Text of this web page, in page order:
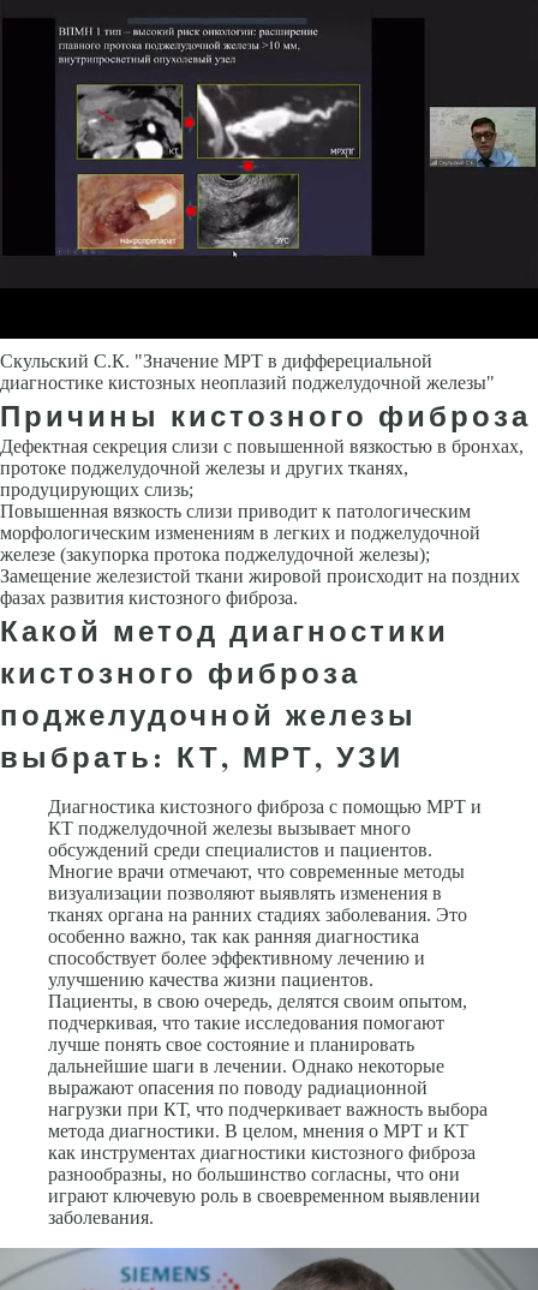
Скульский С.К. "Значение МРТ в дифферециальной
диагностике кистозных неоплазий поджелудочной железы"
Причины кистозного фиброза
Дефектная секреция слизи с повышенной вязкостью в бронхах,
протоке поджелудочной железы и других тканях,
продуцирующих слизь;
Повышенная вязкость слизи приводит к патологическим
морфологическим изменениям в легких и поджелудочной
железе (закупорка протока поджелудочной железы);
Замещение железистой ткани жировой происходит на поздних
фазах развития кистозного фиброза.
Какой метод диагностики
кистозного фиброза
поджелудочной железы
выбрать: КТ, МРТ, УЗИ
Диагностика кистозного фиброза с помощью МРТ и
КТ поджелудочной железы вызывает много
обсуждений среди специалистов и пациентов.
Многие врачи отмечают, что современные методы
визуализации позволяют выявлять изменения в
тканях органа на ранних стадиях заболевания. Это
особенно важно, так как ранняя диагностика
способствует более эффективному лечению и
улучшению качества жизни пациентов.
Пациенты, в свою очередь, делятся своим опытом,
подчеркивая, что такие исследования помогают
лучше понять свое состояние и планировать
дальнейшие шаги в лечении. Однако некоторые
выражают опасения по поводу радиационной
нагрузки при КТ, что подчеркивает важность выбора
метода диагностики. В целом, мнения о МРТ и КТ
как инструментах диагностики кистозного фиброза
разнообразны, но большинство согласны, что они
играют ключевую роль в своевременном выявлении
заболевания.